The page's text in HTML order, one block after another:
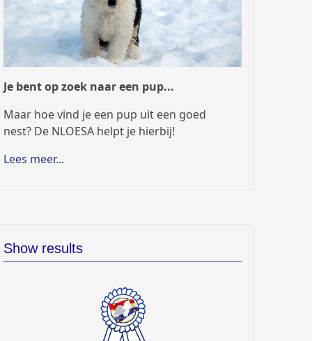
Je bent op zoek naar een pup...
Maar hoe vind je een pup uit een goed
nest? De NLOESA helpt je hierbij!
Lees meer...
Show results